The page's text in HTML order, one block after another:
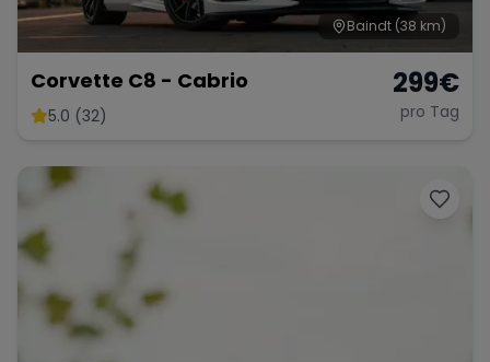
Baindt (38 km)
Corvette C8 - Cabrio
5.0 (32)
299€
pro Tag